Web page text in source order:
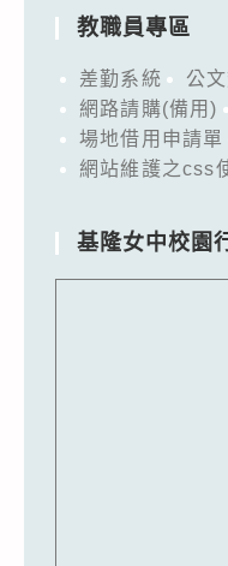
教職員專區
差勤系統 公
網路請購(備用)
場地借用申請單
網站維護之css
基隆女中校園